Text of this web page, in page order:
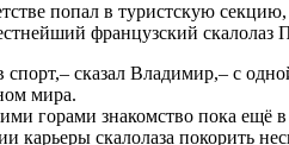
попал в туристскую
французский скалолаз
спорт,– сказал Владимир,– с
мира.
горами знакомство пока ещё
карьеры скалолаза покорить